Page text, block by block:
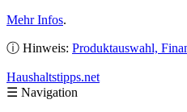
Mehr Infos.
ⓘ Hinweis: Produktauswahl,
Haushaltstipps.net
☰ Navigation